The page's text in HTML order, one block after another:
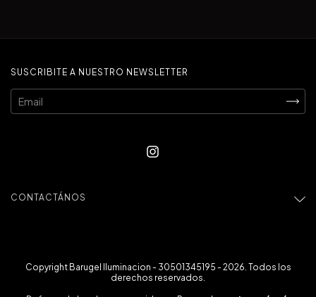
SUSCRIBITE A NUESTRO NEWSLETTER
CONTACTÁNOS
Copyright Barugel Iluminacion - 30501345195 - 2026. Todos los
derechos reservados.